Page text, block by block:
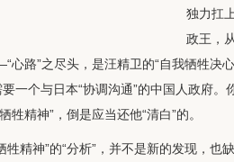
独力扛
政王，
心路”之尽头，是汪精卫的“自我牺牲决
一个与日本“协调沟通”的中国人政府。
牲精神”，倒是应当还他“清白”的。
牲精神”的“分析”，并不是新的发现，